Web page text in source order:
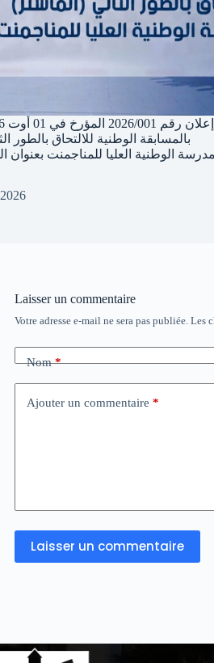
بالمسابقة الوطنية للالتحاق بالطور
الوطنية العليا للمناجمنت بعنوان
Laisser un commentaire
Votre adresse e-mail ne sera pas publiée. Les
Nom*
Ajouter un commentaire *
Laisser un commentaire